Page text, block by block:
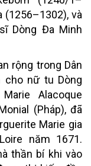
(1256–1302), và
Dòng Đa Minh
rộng trong Dân
cho nữ tu Dòng
Alacoque
(Pháp), đã
Marie gia
năm 1671.
thần bí khi vào